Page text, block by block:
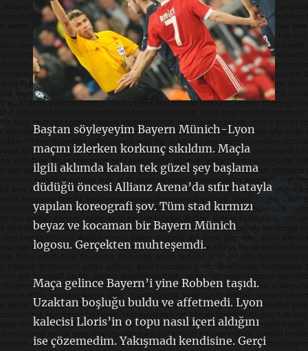
Baştan söyleyeyim Bayern Münich-Lyon
maçını izlerken korkunç sıkıldım. Maçla
ilgili aklımda kalan tek güzel şey başlama
düdüğü öncesi Allianz Arena’da sıfır hatayla
yapılan koreografi şov. Tüm stad kırmızı
beyaz ve kocaman bir Bayern Münich
logosu. Gerçekten muhteşemdi.
Maça gelince Bayern’i yine Robben taşıdı.
Uzaktan boşluğu buldu ve affetmedi. Lyon
kalecisi Lloris’in o topu nasıl içeri aldığını
ise çözemedim. Yakışmadı kendisine. Gerçi